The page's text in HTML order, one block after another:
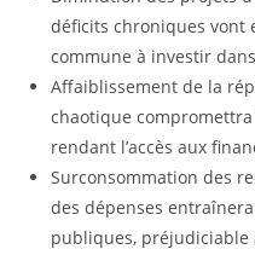
déficits chroniques vont
commune à investir
Affaiblissement de la
chaotique
rendant l’accès aux
Surconsommation des
des dépenses
publiques, préjudiciable